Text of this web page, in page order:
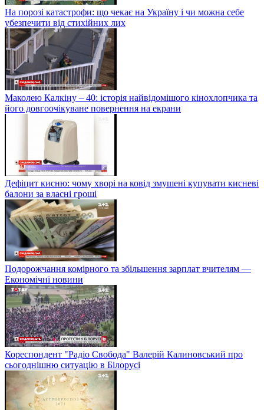
На порозі катастрофи: що чекає на Україну і чи можна себе
убезпечити від стихійних лих
Маколею Калкіну – 40: історія найвідомішого кінохлопчика та
його довгоочікуване повернення на екрани
Дефіцит кисню: чому хворі на ковід змушені купувати кисневі
балони за власні гроші
Подорожчання комірного та збільшення зарплат вчителям —
Економічні новини
Кореспондент "Радіо Свобода" Валерій Калиновський про
сьогоднішню ситуацію в Білорусі